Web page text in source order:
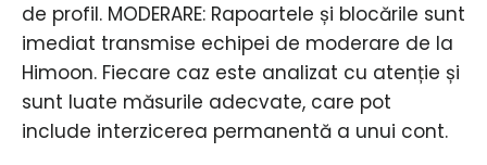
de profil. MODERARE: Rapoartele și blocările sunt
imediat transmise echipei de moderare de la
Himoon. Fiecare caz este analizat cu atenție și
sunt luate măsurile adecvate, care pot
include interzicerea permanentă a unui cont.